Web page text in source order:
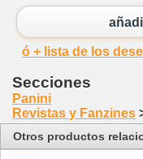
ó + lista de los
Secciones
Panini
Revistas y Fanzines
Otros productos